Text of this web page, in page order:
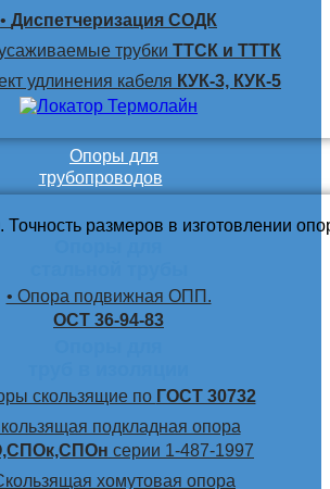
• Диспетчеризация СОДК
трубки ТТСК и ТТТК
удлинения кабеля КУК-3, КУК-5
Опоры для
трубопроводов
• Опора подвижная ОПП.
ОСТ 36-94-83
скользящие по ГОСТ 30732
подкладная опора
серии 1-487-1997
хомутовая опора